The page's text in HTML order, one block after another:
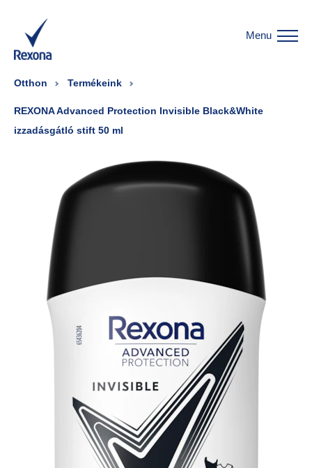
Menu
Otthon Termékeink
REXONA Advanced Protection Invisible Black&White
izzadásgátló stift 50 ml